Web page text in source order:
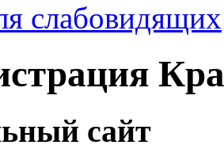
слабовидящих
сайт